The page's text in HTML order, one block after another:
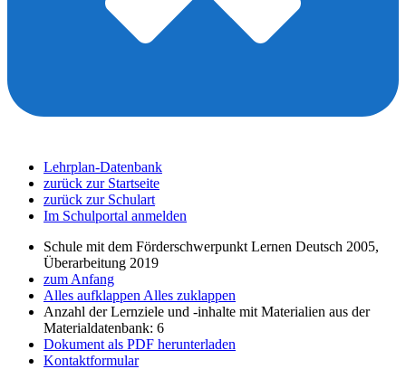
Lehrplan-Datenbank
zurück zur Startseite
zurück zur Schulart
Im Schulportal anmelden
Schule mit dem Förderschwerpunkt Lernen Deutsch 2005,
Überarbeitung 2019
zum Anfang
Alles aufklappen Alles zuklappen
Anzahl der Lernziele und -inhalte mit Materialien aus der
Materialdatenbank: 6
Dokument als PDF herunterladen
Kontaktformular